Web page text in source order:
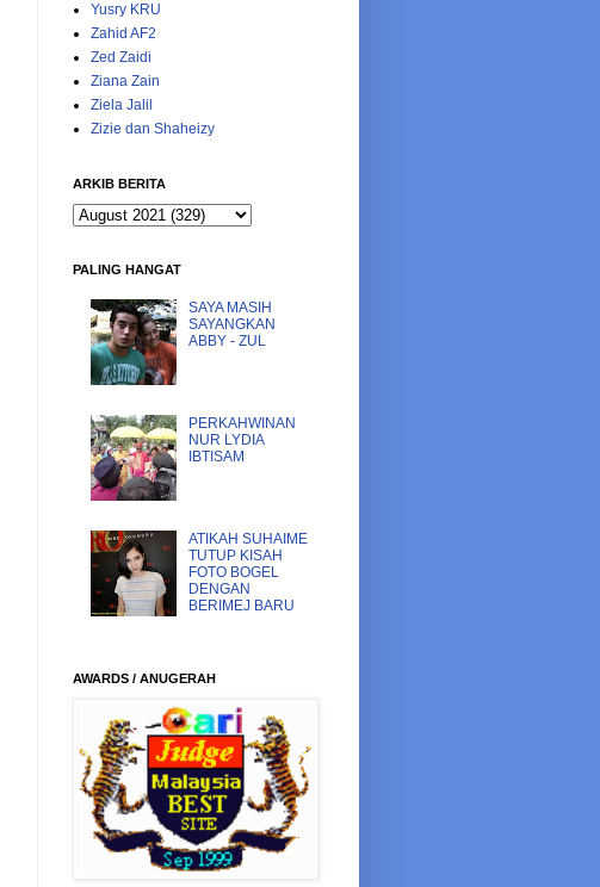
Yusry KRU
Zahid AF2
Zed Zaidi
Ziana Zain
Ziela Jalil
Zizie dan Shaheizy
ARKIB BERITA
PALING HANGAT
SAYA MASIH
SAYANGKAN
ABBY - ZUL
PERKAHWINAN
NUR LYDIA
IBTISAM
ATIKAH SUHAIME
TUTUP KISAH
FOTO BOGEL
DENGAN
BERIMEJ BARU
AWARDS / ANUGERAH